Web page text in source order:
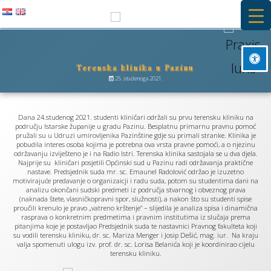
Označi naslove
zoom_out Smanji
zoom_in Povećaj
remove_circle_outline Smanji font
add_circle_outline Povečaj font
spellcheck Čitljiv font
brightness_high Svijetli kontrast
Preskoči
na
Besplatna primarna pravna pomoć i stručna praksa na Pravnom
fakultetu u Rijeci
Terenska klinika u Pazinu
25. studenoga 2021.
Dana 24.studenog 2021. studenti kliničari održali su prvu terensku kliniku na
području Istarske županije u gradu Pazinu. Besplatnu primarnu pravnu pomoć
pružali su u Udruzi umirovljenika Pazinštine gdje su primali stranke. Klinika je
pobudila interes osoba kojima je potrebna ova vrsta pravne pomoći, a o njezinu
održavanju izviješteno je i na Radio Istri. Terenska klinika sastojala se u dva djela.
Najprije su kliničari posjetili Općinski sud u Pazinu radi održavanja praktične
nastave. Predsjednik suda mr. sc. Emaunel Radolović održao je izuzetno
motivirajuće predavanje o organizaicji i radu suda, potom su studentima dani na
analizu okončani sudski predmeti iz područja stvarnog i obveznog prava
(naknada štete, vlasničkopravni spor, služnosti), a nakon što su studenti spise
proučili krenulo je pravo „vatreno krštenje“ – slijedila je analiza spisa i dinamična
rasprava o konkretnim predmetima i pravnim institutima iz slučaja prema
pitanjima koje je postavljao Predsjednik suda te nastavnici Pravnog fakulteta koji
su vodili terensku kliniku, dr. sc. Mariza Menger i Josip Dešić, mag. iur. Na kraju
valja spomenuti ulogu izv. prof. dr. sc. Lorisa Belanića koji je koordinirao cijelu
terensku kliniku.